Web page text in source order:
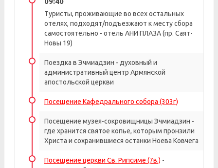
Туристы, проживающие во всех остальных
отелях, подходят/подъезжают к месту сбора
самостоятельно - отель АНИ ПЛАЗА (пр. Саят-
Новы 19)
Поездка в Эчмиадзин - духовный и
административный центр Армянской
апостольской церкви
Посещение Кафедрального собора (303г)
Посещение музея-сокровищницы Эчмиадзин -
где хранится святое копье, которым пронзили
Христа и сохранившиеся останки Ноева Ковчега
Посещение церкви Св. Рипсиме (7в.) -